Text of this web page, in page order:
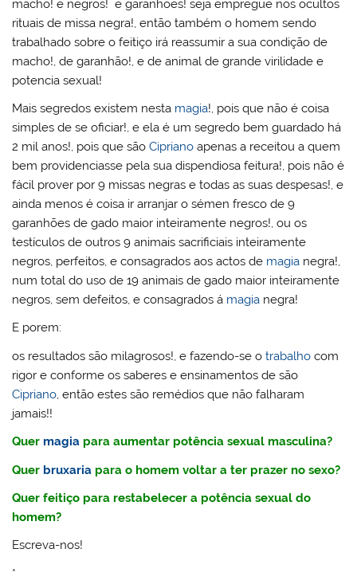
macho! e negros! e garanhões! seja empregue nos ocultos
rituais de missa negra!, então também o homem sendo
trabalhado sobre o feitiço irá reassumir a sua condição de
macho!, de garanhão!, e de animal de grande virilidade e
potencia sexual!
Mais segredos existem nesta magia!, pois que não é coisa
simples de se oficiar!, e ela é um segredo bem guardado há
2 mil anos!, pois que sãoCipriano apenas a receitou a quem
bem providenciasse pela sua dispendiosa feitura!, pois não é
fácil prover por 9 missas negras e todas as suas despesas!, e
ainda menos é coisa ir arranjar o sémen fresco de 9
garanhões de gado maior inteiramente negros!, ou os
testículos de outros 9 animais sacrificiais inteiramente
negros, perfeitos, e consagrados aos actos de magia negra!,
num total do uso de 19 animais de gado maior inteiramente
negros, sem defeitos, e consagrados á magia negra!
E porem:
os resultados são milagrosos!, e fazendo-se otrabalho com
rigor e conforme os saberes e ensinamentos de são
Cipriano, então estes são remédios que não falharam
jamais!!
Quer magia para aumentar potência sexual masculina?
Quer bruxaria para o homem voltar a ter prazer no sexo?
Quer feitiço para restabelecer a potência sexual do
homem?
Escreva-nos!
*